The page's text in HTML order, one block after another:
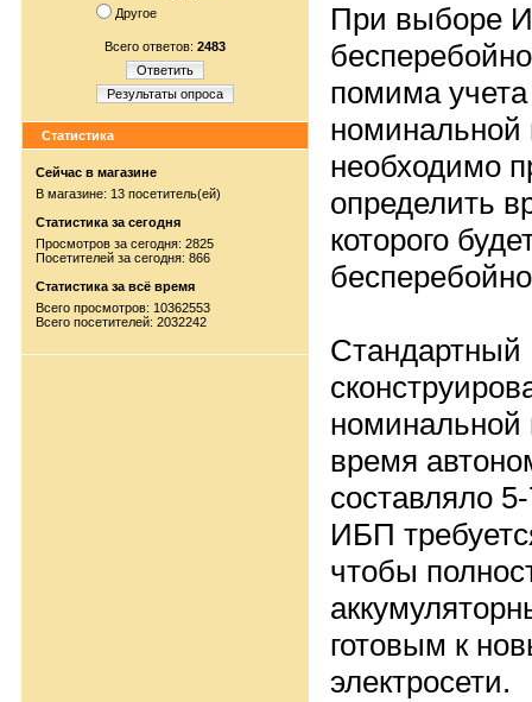
Другое
Всего ответов: 2483
Ответить
Результаты опроса
Статистика
Сейчас в магазине
В магазине: 13 посетитель(ей)
Статистика за сегодня
Просмотров за сегодня: 2825
Посетителей за сегодня: 866
Статистика за всё время
Всего просмотров: 10362553
Всего посетителей: 2032242
При выборе
помима
необходимо
определить
которого
номинальной
время
составляло
ИБП
чтобы
готовым к
электросети.